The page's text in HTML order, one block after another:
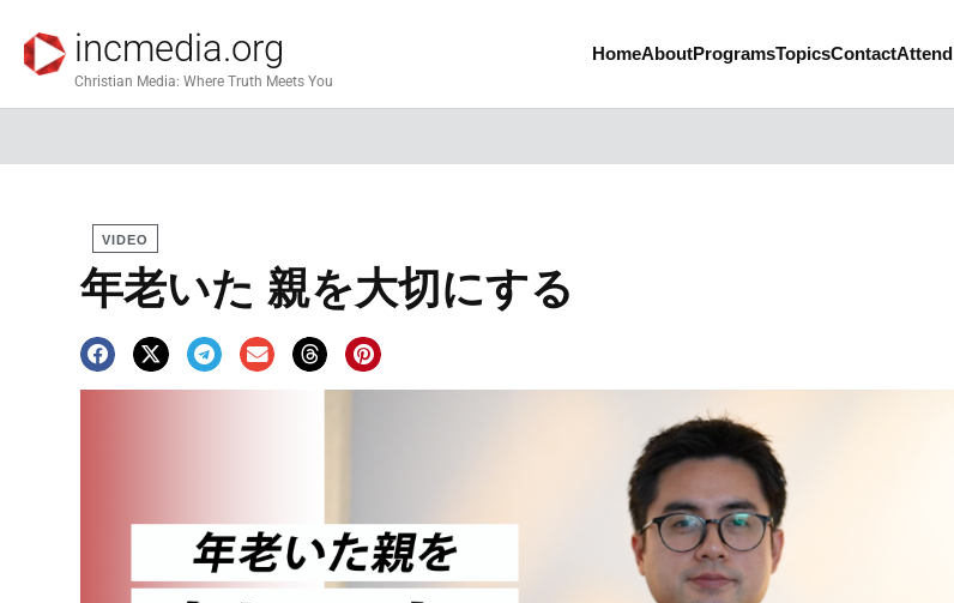
incmedia.org
Christian Media: Where Truth Meets You
HomeAboutProgramsTopicsContactAttend
VIDEO
年老いた 親を大切にする